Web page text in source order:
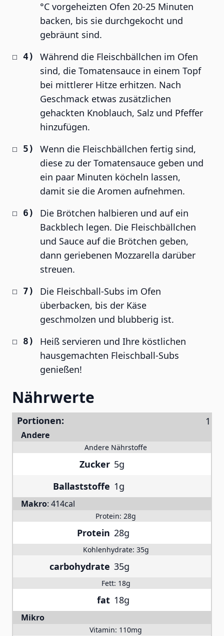
°C vorgeheizten Ofen 20-25 Minuten
backen, bis sie durchgekocht und
gebräunt sind.
Während die Fleischbällchen im Ofen
sind, die Tomatensauce in einem Topf
bei mittlerer Hitze erhitzen. Nach
Geschmack etwas zusätzlichen
gehackten Knoblauch, Salz und Pfeffer
hinzufügen.
Wenn die Fleischbällchen fertig sind,
diese zu der Tomatensauce geben und
ein paar Minuten köcheln lassen,
damit sie die Aromen aufnehmen.
Die Brötchen halbieren und auf ein
Backblech legen. Die Fleischbällchen
und Sauce auf die Brötchen geben,
dann geriebenen Mozzarella darüber
streuen.
Die Fleischball-Subs im Ofen
überbacken, bis der Käse
geschmolzen und blubberig ist.
Heiß servieren und Ihre köstlichen
hausgemachten Fleischball-Subs
genießen!
Nährwerte
Portionen:
Andere
Andere Nährstoffe
Zucker 5g
Ballaststoffe 1g
Makro: 414cal
Protein: 28g
Protein 28g
Kohlenhydrate: 35g
carbohydrate 35g
Fett: 18g
fat 18g
Mikro
Vitamin: 110mg